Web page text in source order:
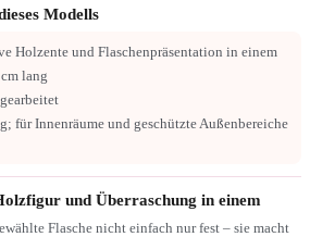
Modells
Holzente und Flaschenpräsentation in einem
lang
für Innenräume und geschützte Außenbereiche
und Überraschung in einem
Flasche nicht einfach nur fest – sie macht